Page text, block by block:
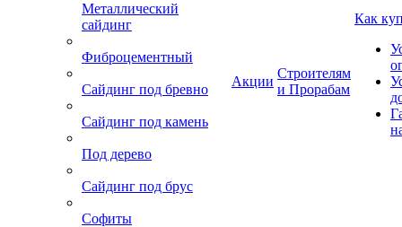
Металлический
сайдинг
Фиброцементный
Сайдинг под бревно
Сайдинг под камень
Под дерево
Сайдинг под брус
Софиты
Акции
Строителям
и Прорабам
Как